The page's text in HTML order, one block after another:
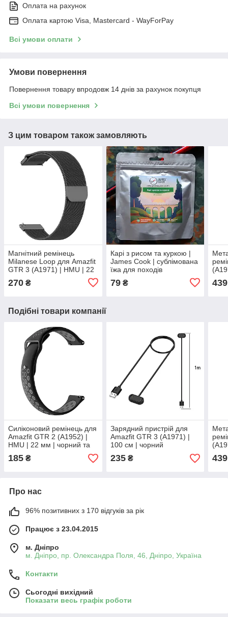
Оплата на рахунок
Оплата картою Visa, Mastercard - WayForPay
Всі умови оплати
Умови повернення
Повернення товару впродовж 14 днів за рахунок покупця
Всі умови повернення
З цим товаром також замовляють
Магнітний ремінець
Milanese Loop для Amazfit
GTR 3 (A1971) | HMU | 22
270 ₴
Карі з рисом та куркою |
James Cook | сублімована
їжа для походів
79₴ 439
Подібні товари компанії
Силіконовий ремінець для
Amazfit GTR 2 (A1952) |
HMU | 22 мм | чорний та
сірий
185 ₴
Зарядний пристрій для
Amazfit GTR 3 (A1971) |
100 cм | чорний
235₴ 439
Про нас
96% позитивних з 170 відгуків за рік
Працює з 23.04.2015
м. Дніпро
м. Дніпро, пр. Олександра Поля, 46, Дніпро, Україна
Контакти
Сьогодні вихідний
Показати весь графік роботи